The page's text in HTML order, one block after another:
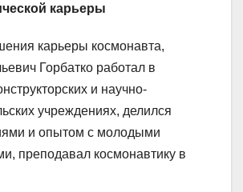
карьеры
карьеры космонавта,
Горбатко работал в
и научно-
учреждениях, делился
и опытом с молодыми
преподавал космонавтику в